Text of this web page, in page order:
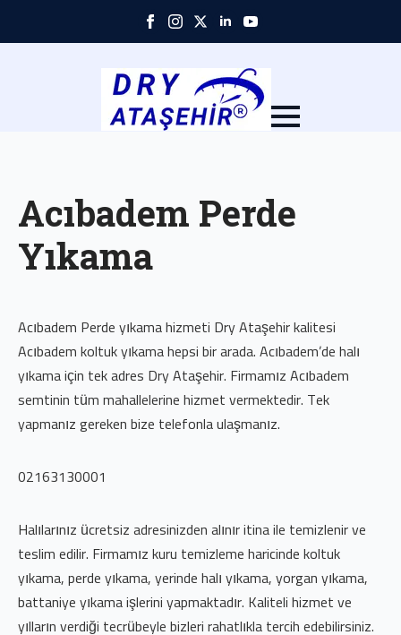
to
Acıbadem Perde
Yıkama
Acıbadem Perde yıkama hizmeti Dry Ataşehir kalitesi
Acıbadem koltuk yıkama hepsi bir arada. Acıbadem’de halı
yıkama için tek adres Dry Ataşehir. Firmamız Acıbadem
semtinin tüm mahallelerine hizmet vermektedir. Tek
yapmanız gereken bize telefonla ulaşmanız.
02163130001
Halılarınız ücretsiz adresinizden alınır itina ile temizlenir ve
teslim edilir. Firmamız kuru temizleme haricinde koltuk
yıkama, perde yıkama, yerinde halı yıkama, yorgan yıkama,
battaniye yıkama işlerini yapmaktadır. Kaliteli hizmet ve
yılların verdiği tecrübeyle bizleri rahatlıkla tercih edebilirsiniz.